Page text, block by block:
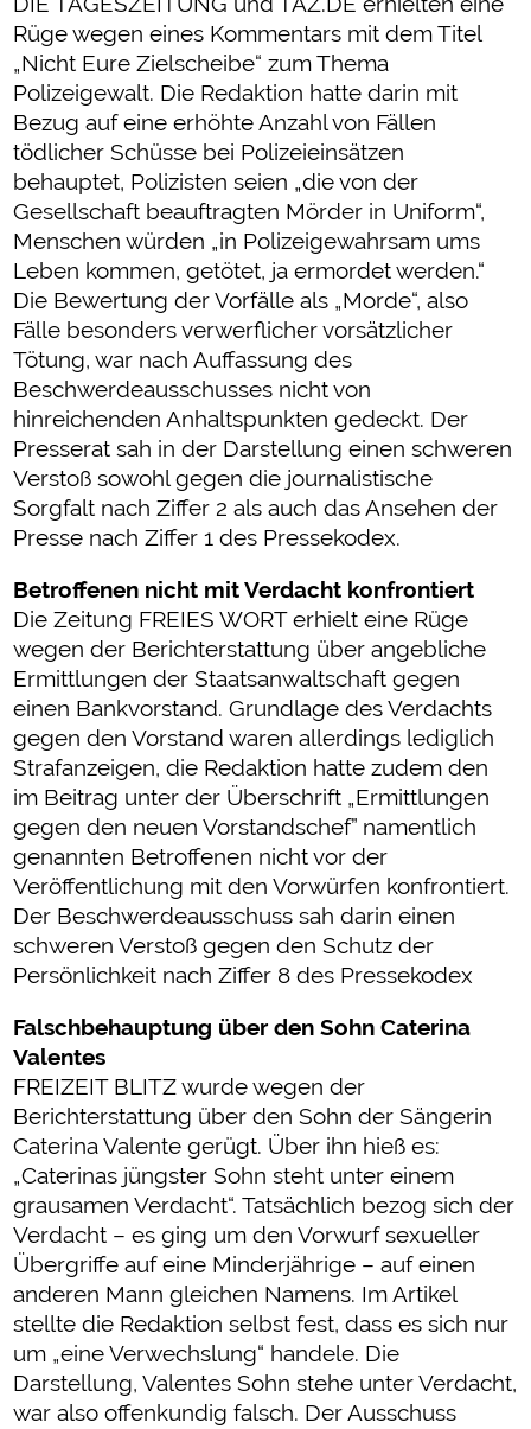
Rüge wegen eines Kommentars mit dem Titel
„Nicht Eure Zielscheibe“ zum Thema
Polizeigewalt. Die Redaktion hatte darin mit
Bezug auf eine erhöhte Anzahl von Fällen
tödlicher Schüsse bei Polizeieinsätzen
behauptet, Polizisten seien „die von der
Gesellschaft beauftragten Mörder in Uniform“,
Menschen würden „in Polizeigewahrsam ums
Leben kommen, getötet, ja ermordet werden.“
Die Bewertung der Vorfälle als „Morde“, also
Fälle besonders verwerflicher vorsätzlicher
Tötung, war nach Auffassung des
Beschwerdeausschusses nicht von
hinreichenden Anhaltspunkten gedeckt. Der
Presserat sah in der Darstellung einen schweren
Verstoß sowohl gegen die journalistische
Sorgfalt nach Ziffer 2 als auch das Ansehen der
Presse nach Ziffer 1 des Pressekodex.
Betroffenen nicht mit Verdacht konfrontiert
Die Zeitung FREIES WORT erhielt eine Rüge
wegen der Berichterstattung über angebliche
Ermittlungen der Staatsanwaltschaft gegen
einen Bankvorstand. Grundlage des Verdachts
gegen den Vorstand waren allerdings lediglich
Strafanzeigen, die Redaktion hatte zudem den
im Beitrag unter der Überschrift „Ermittlungen
gegen den neuen Vorstandschef” namentlich
genannten Betroffenen nicht vor der
Veröffentlichung mit den Vorwürfen konfrontiert.
Der Beschwerdeausschuss sah darin einen
schweren Verstoß gegen den Schutz der
Persönlichkeit nach Ziffer 8 des Pressekodex
Falschbehauptung über den Sohn Caterina
Valentes
FREIZEIT BLITZ wurde wegen der
Berichterstattung über den Sohn der Sängerin
Caterina Valente gerügt. Über ihn hieß es:
„Caterinas jüngster Sohn steht unter einem
grausamen Verdacht“. Tatsächlich bezog sich der
Verdacht – es ging um den Vorwurf sexueller
Übergriffe auf eine Minderjährige – auf einen
anderen Mann gleichen Namens. Im Artikel
stellte die Redaktion selbst fest, dass es sich nur
um „eine Verwechslung“ handele. Die
Darstellung, Valentes Sohn stehe unter Verdacht,
war also offenkundig falsch. Der Ausschuss